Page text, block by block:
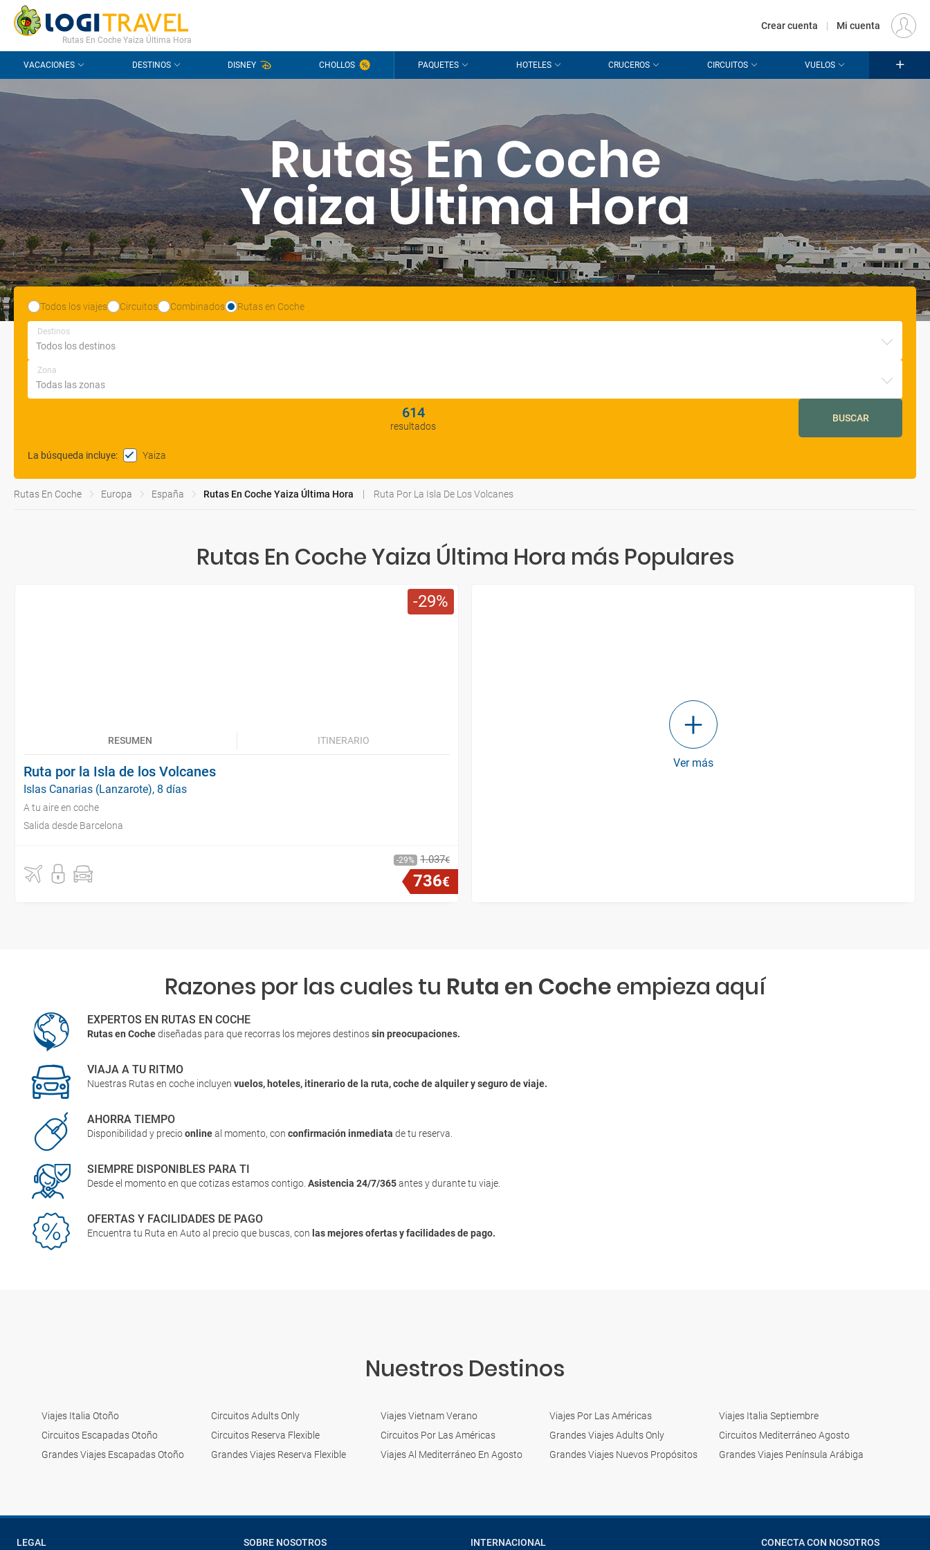
CONTACTO PREGUNTAS FRECUENTES EUR
Rutas En Coche Yaiza Última Hora
Crear cuenta | Mi cuenta
VACACIONES DESTINOS DISNEY CHOLLOS PAQUETES HOTELES CRUCEROS CIRCUITOS VUELOS
Rutas En Coche
Yaiza Última Hora
Todos los viajes Circuitos Combinados Rutas en Coche
Destinos
Zona
614
resultados
BUSCAR
La búsqueda incluye: Yaiza
Rutas En Coche Europa España Rutas En Coche Yaiza Última Hora Ruta Por La Isla De Los Volcanes
Rutas En Coche Yaiza Última Hora más Populares
29
RESUMEN ITINERARIO
Ruta por la Isla de los Volcanes
Islas Canarias (Lanzarote), 8 días
A tu aire en coche
Salida desde Barcelona
29 1.037€
736€
Ver más
Razones por las cuales tu Ruta en Coche empieza aquí
EXPERTOS EN RUTAS EN COCHE
Rutas en Cochediseñadas para que recorras los mejores destinossin preocupaciones.
VIAJA A TU RITMO
Nuestras Rutas en coche incluyenvuelos, hoteles, itinerario de la ruta, coche de alquiler y seguro de viaje.
AHORRA TIEMPO
Disponibilidad y precioonlineal momento, conconfirmación inmediatade tu reserva.
SIEMPRE DISPONIBLES PARA TI
Desde el momento en que cotizas estamos contigo.Asistencia 24/7/365antes y durante tu viaje.
OFERTAS Y FACILIDADES DE PAGO
Encuentra tu Ruta en Auto al precio que buscas, con las mejores ofertas y facilidades de pago.
Nuestros Destinos
Viajes Italia Otoño Circuitos Adults Only Viajes Vietnam Verano Viajes Por Las Américas
Viajes Italia Septiembre
Circuitos Escapadas Otoño
Circuitos Reserva Flexible Circuitos Por Las Américas Grandes Viajes Adults Only
Circuitos Mediterráneo Agosto
Grandes Viajes Escapadas Otoño
Grandes Viajes Reserva Flexible Viajes Al Mediterráneo En Agosto Grandes Viajes Nuevos Propósitos Grandes Viajes Península Arábiga
LEGAL SOBRE NOSOTROS INTERNACIONAL CONECTA CON NOSOTROS